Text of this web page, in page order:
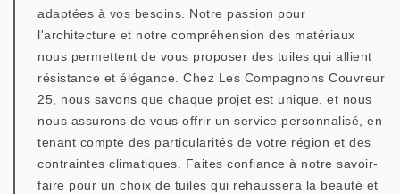
adaptées à vos besoins. Notre passion pour
l'architecture et notre compréhension des matériaux
nous permettent de vous proposer des tuiles qui allient
résistance et élégance. Chez Les Compagnons Couvreur
25, nous savons que chaque projet est unique, et nous
nous assurons de vous offrir un service personnalisé, en
tenant compte des particularités de votre région et des
contraintes climatiques. Faites confiance à notre savoir-
faire pour un choix de tuiles qui rehaussera la beauté et